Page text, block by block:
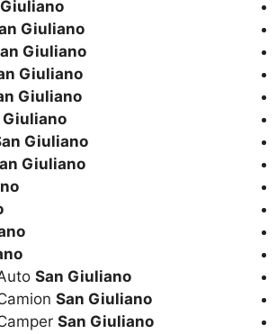
Giuliano
Giuliano
Giuliano
Giuliano
Giuliano
Giuliano
Giuliano
San Giuliano
San Giuliano
San Giuliano